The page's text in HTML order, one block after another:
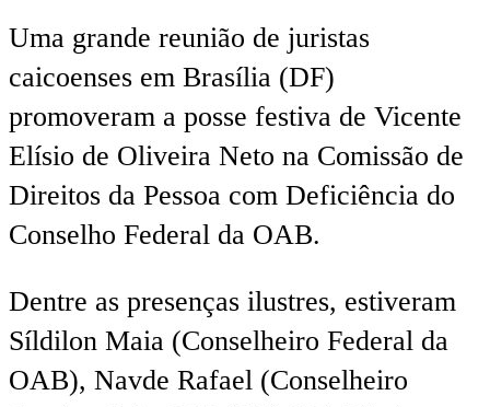
Uma grande reunião de juristas
caicoenses em Brasília (DF)
promoveram a posse festiva de Vicente
Elísio de Oliveira Neto na Comissão de
Direitos da Pessoa com Deficiência do
Conselho Federal da OAB.
Dentre as presenças ilustres, estiveram
Síldilon Maia (Conselheiro Federal da
OAB), Navde Rafael (Conselheiro